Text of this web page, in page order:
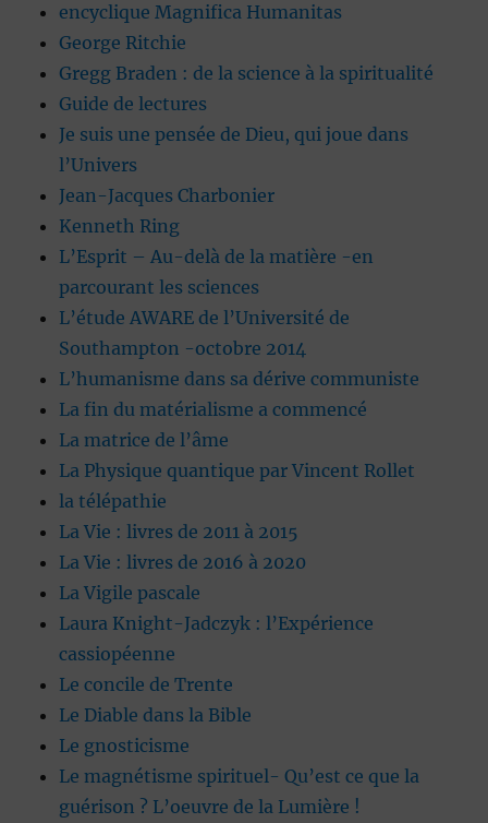
encyclique Magnifica Humanitas
George Ritchie
Gregg Braden : de la science à la spiritualité
Guide de lectures
Je suis une pensée de Dieu, qui joue dans
l’Univers
Jean-Jacques Charbonier
Kenneth Ring
L’Esprit – Au-delà de la matière -en
parcourant les sciences
L’étude AWARE de l’Université de
Southampton -octobre 2014
L’humanisme dans sa dérive communiste
La fin du matérialisme a commencé
La matrice de l’âme
La Physique quantique par Vincent Rollet
la télépathie
La Vie : livres de 2011 à 2015
La Vie : livres de 2016 à 2020
La Vigile pascale
Laura Knight-Jadczyk : l’Expérience
cassiopéenne
Le concile de Trente
Le Diable dans la Bible
Le gnosticisme
Le magnétisme spirituel- Qu’est ce que la
guérison ? L’oeuvre de la Lumière !